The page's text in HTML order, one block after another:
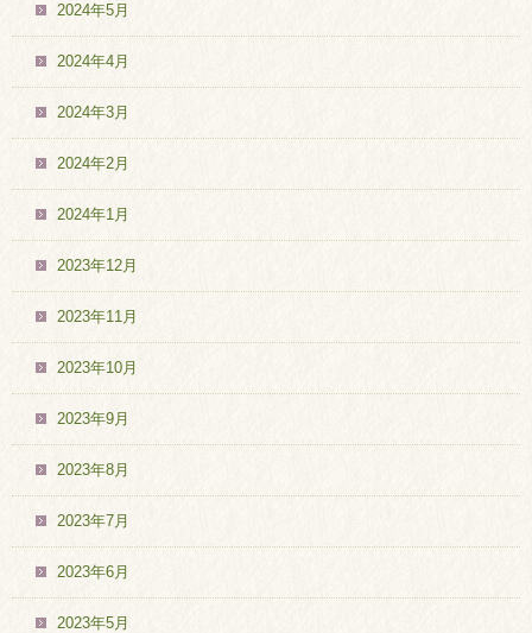
2024年5月
2024年4月
2024年3月
2024年2月
2024年1月
2023年12月
2023年11月
2023年10月
2023年9月
2023年8月
2023年7月
2023年6月
2023年5月